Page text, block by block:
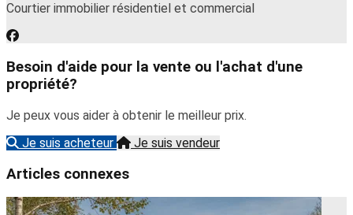
Courtier immobilier résidentiel et commercial
Besoin d'aide pour la vente ou l'achat d'une
propriété?
Je peux vous aider à obtenir le meilleur prix.
Je suis acheteur
Je suis vendeur
Articles connexes